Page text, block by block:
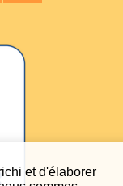
et d'élaborer